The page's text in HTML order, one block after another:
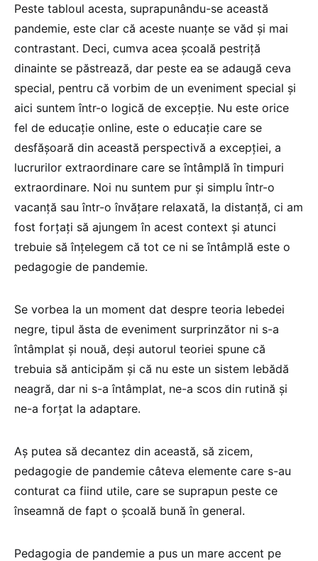
Peste tabloul acesta, suprapunându-se această
pandemie, este clar că aceste nuanțe se văd și mai
contrastant. Deci, cumva acea școală pestriță
dinainte se păstrează, dar peste ea se adaugă ceva
special, pentru că vorbim de un eveniment special și
aici suntem într-o logică de excepție. Nu este orice
fel de educație online, este o educație care se
desfășoară din această perspectivă a excepției, a
lucrurilor extraordinare care se întâmplă în timpuri
extraordinare. Noi nu suntem pur și simplu într-o
vacanță sau într-o învățare relaxată, la distanță, ci am
fost forțați să ajungem în acest context și atunci
trebuie să înțelegem că tot ce ni se întâmplă este o
pedagogie de pandemie.
Se vorbea la un moment dat despre teoria lebedei
negre, tipul ăsta de eveniment surprinzător ni s-a
întâmplat și nouă, deși autorul teoriei spune că
trebuia să anticipăm și că nu este un sistem lebădă
neagră, dar ni s-a întâmplat, ne-a scos din rutină și
ne-a forțat la adaptare.
Aș putea să decantez din această, să zicem,
pedagogie de pandemie câteva elemente care s-au
conturat ca fiind utile, care se suprapun peste ce
înseamnă de fapt o școală bună în general.
Pedagogia de pandemie a pus un mare accent pe